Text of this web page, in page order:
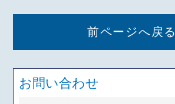
前ページへ戻る
お問い合わせ